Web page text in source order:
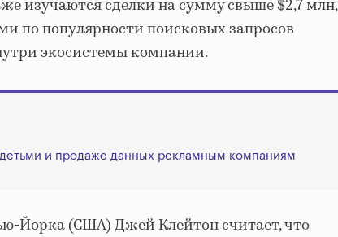
изучаются сделки на сумму свыше $2,7 млн,
по популярности поисковых запросов
экосистемы компании.
и продаже данных рекламным компаниям
Йорка (США) Джей Клейтон считает, что